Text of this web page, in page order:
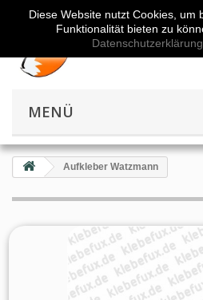
MENÜ
Aufkleber Watzmann
Diese Website nutzt Cookies, um
Funktionalität bieten zu
Datenschutzerklärung